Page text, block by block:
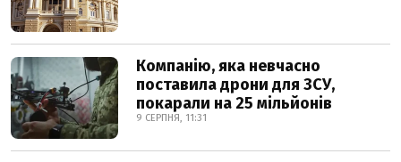
Компанію, яка невчасно
поставила дрони для ЗСУ,
покарали на 25 мільйонів
9 СЕРПНЯ, 11:31